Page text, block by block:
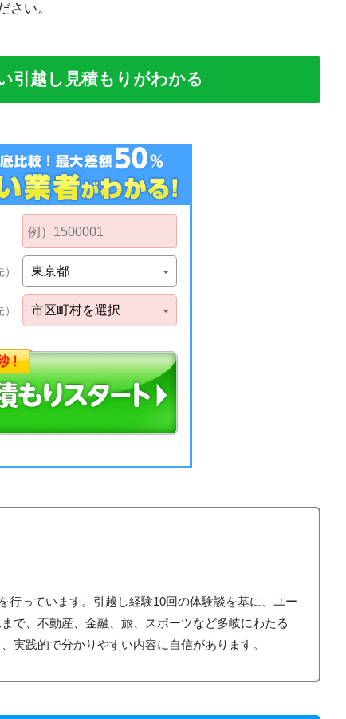
さい。
引越し見積もりがわかる
行っています。引越し経験10回の体験談を基に、ユー
で、不動産、金融、旅、スポーツなど多岐にわたる
実践的で分かりやすい内容に自信があります。